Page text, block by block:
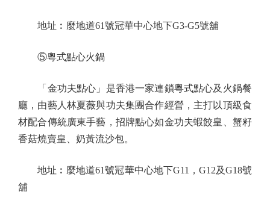
地址︰麼地道61號冠華中心地下G3-G5號舖
⑤粵式點心火鍋
「金功夫點心」是香港一家連鎖粵式點心及火鍋餐
廳，由藝人林夏薇與功夫集團合作經營，主打以頂級食
材配合傳統廣東手藝，招牌點心如金功夫蝦餃皇、蟹籽
香菇燒賣皇、奶黃流沙包。
地址︰麼地道61號冠華中心地下G11，G12及G18號
舖